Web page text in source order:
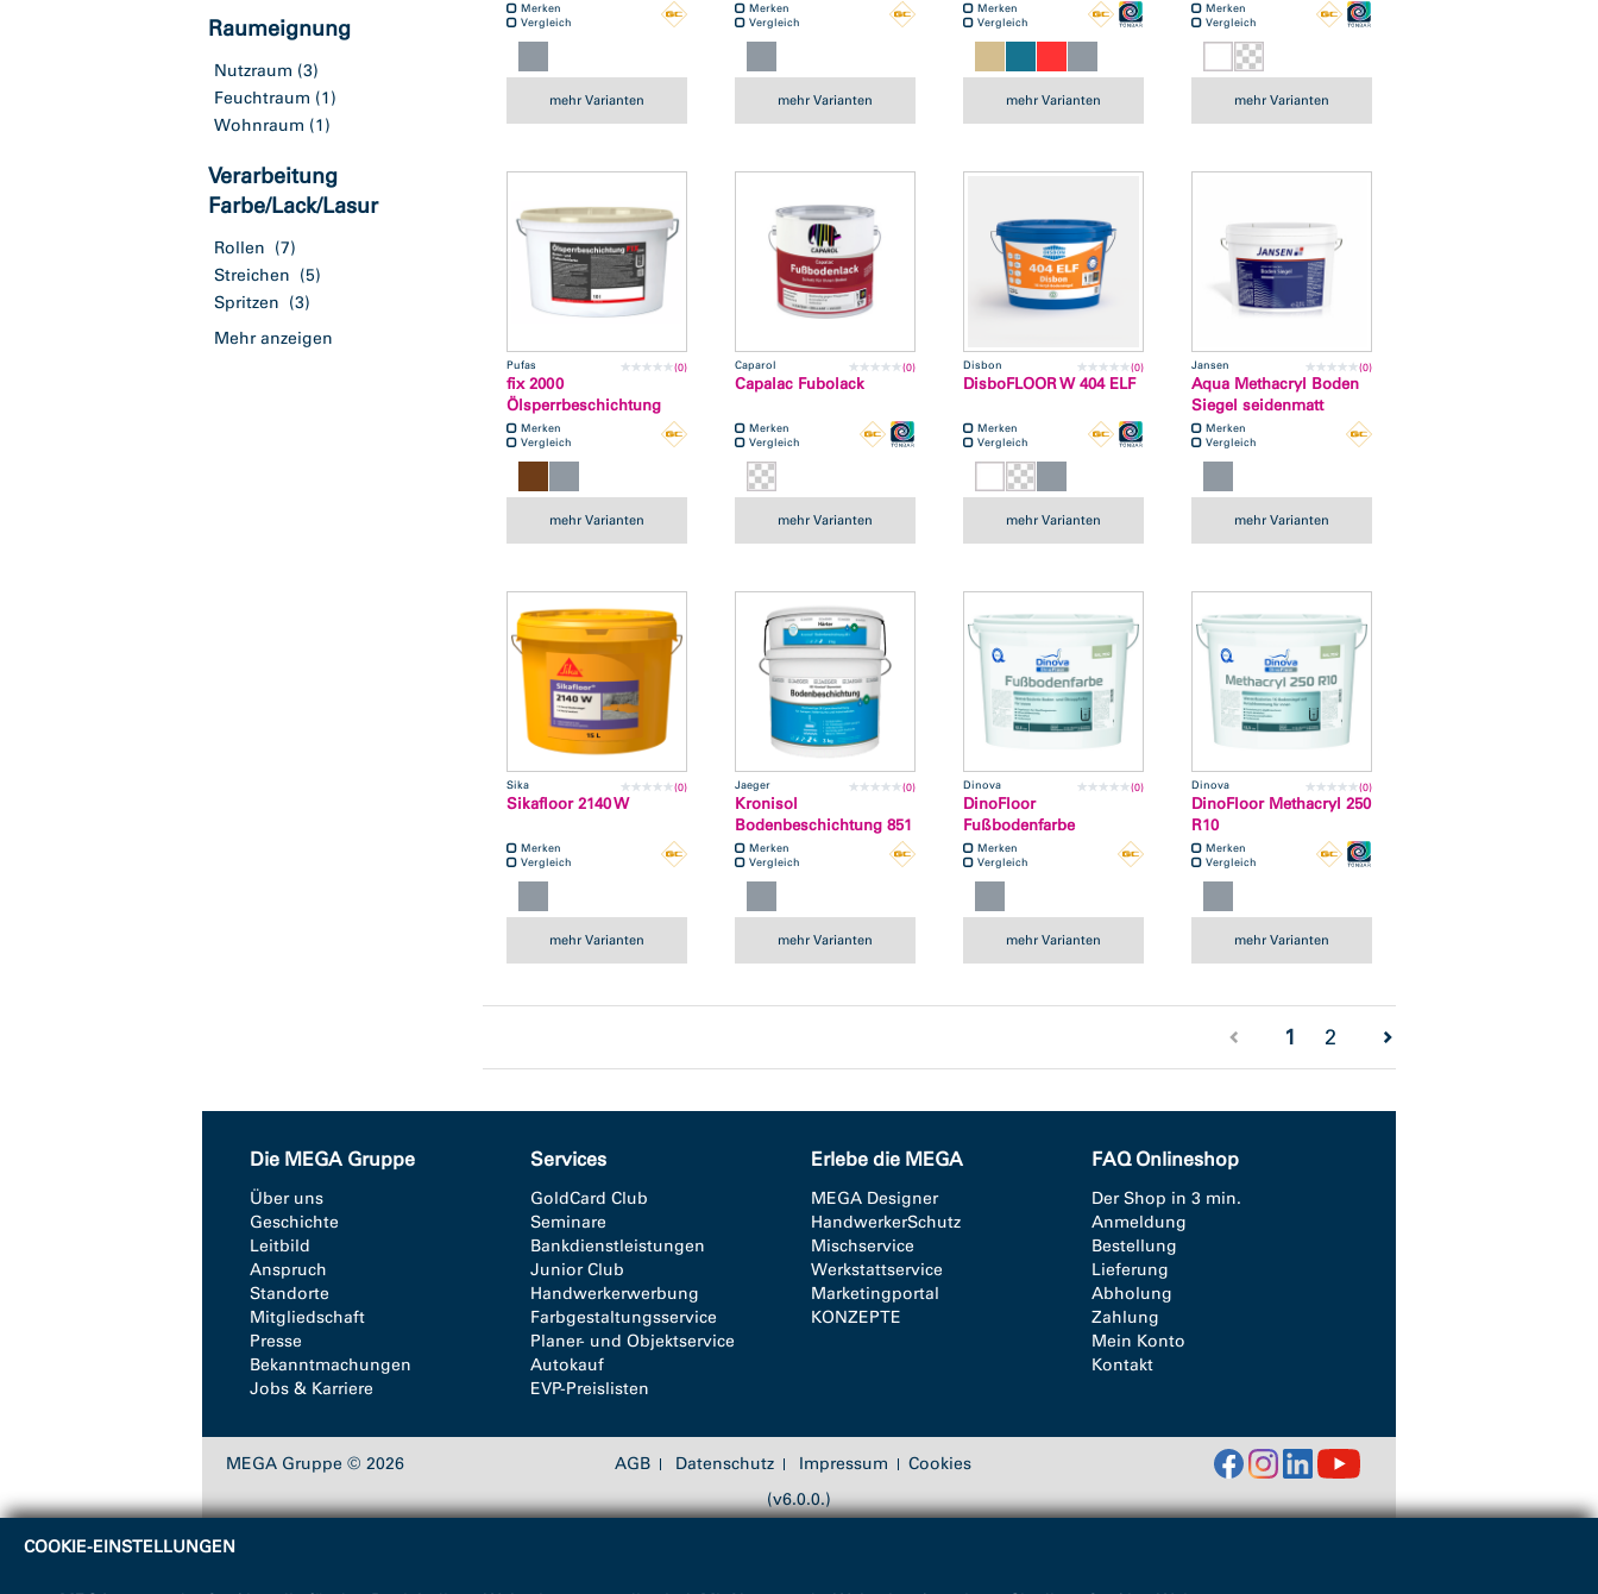
Raumeignung
Nutzraum (3)
Feuchtraum (1)
Wohnraum (1)
Verarbeitung
Farbe/Lack/Lasur
Rollen (7)
Streichen (5)
Spritzen (3)
Mehr anzeigen
Merken
Vergleich
mehr Varianten
Merken
Vergleich
mehr Varianten
Merken
Vergleich
mehr Varianten
Merken
Vergleich
mehr Varianten
Pufas (0)
fix 2000
Ölsperrbeschichtung
Merken
Vergleich
mehr Varianten
Caparol (0)
Capalac Fubolack
Merken
Vergleich
mehr Varianten
Disbon (0)
DisboFLOOR W 404 ELF
Merken
Vergleich
mehr Varianten
Jansen (0)
Aqua Methacryl Boden
Siegel seidenmatt
Merken
Vergleich
mehr Varianten
Sika (0)
Sikafloor 2140 W
Merken
Vergleich
mehr Varianten
Jaeger (0)
Kronisol
Bodenbeschichtung 851
Merken
Vergleich
mehr Varianten
Dinova (0)
DinoFloor
Fußbodenfarbe
Merken
Vergleich
mehr Varianten
Dinova (0)
DinoFloor Methacryl 250
R10
Merken
Vergleich
mehr Varianten
1 (current)
2
Die MEGA Gruppe
Über uns
Geschichte
Leitbild
Anspruch
Standorte
Mitgliedschaft
Presse
Bekanntmachungen
Jobs & Karriere
Services
GoldCard Club
Seminare
Bankdienstleistungen
Junior Club
Handwerkerwerbung
Farbgestaltungsservice
Planer- und Objektservice
Autokauf
EVP-Preislisten
Erlebe die MEGA
MEGA Designer
HandwerkerSchutz
Mischservice
Werkstattservice
Marketingportal
KONZEPTE
FAQ Onlineshop
Der Shop in 3 min.
Anmeldung
Bestellung
Lieferung
Abholung
Zahlung
Mein Konto
Kontakt
MEGA Gruppe © 2026 AGB Datenschutz Impressum
Cookies
(v6.0.0.)
COOKIE-EINSTELLUNGEN